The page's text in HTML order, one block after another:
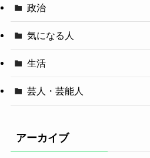
政治
気になる人
生活
芸人・芸能人
アーカイブ